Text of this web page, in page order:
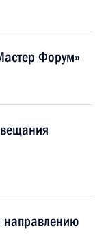
Форум»
направлению